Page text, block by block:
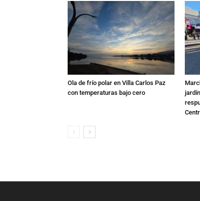
Ola de frío polar en Villa Carlos Paz
con temperaturas bajo cero